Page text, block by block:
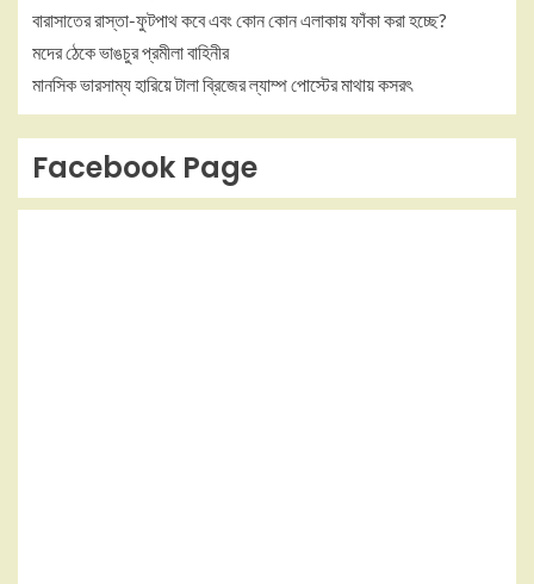
বারাসাতের রাস্তা-ফুটপাথ কবে এবং কোন কোন এলাকায় ফাঁকা করা হচ্ছে?
মদের ঠেকে ভাঙচুর প্রমীলা বাহিনীর
মানসিক ভারসাম্য হারিয়ে টালা ব্রিজের ল্যাম্প পোস্টের মাথায় কসরৎ
Facebook Page